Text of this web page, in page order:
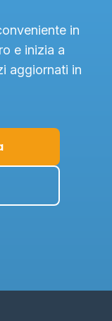
in
e inizia a
aggiornati in